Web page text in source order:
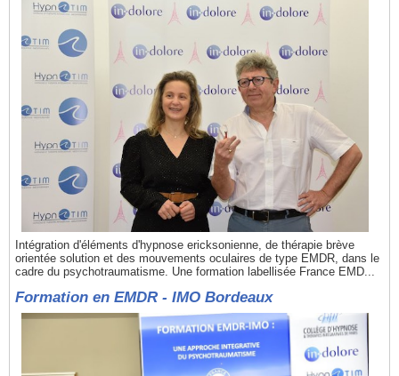
Intégration d'éléments d'hypnose ericksonienne, de thérapie brève
orientée solution et des mouvements oculaires de type EMDR, dans le
cadre du psychotraumatisme. Une formation labellisée France EMD...
Formation en EMDR - IMO Bordeaux